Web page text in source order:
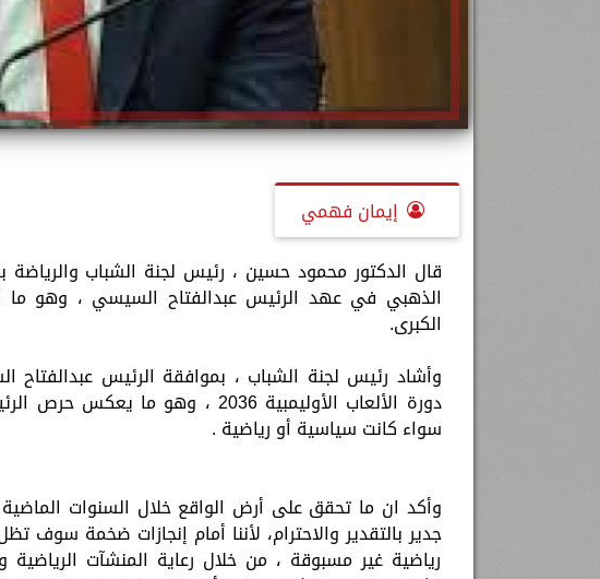
إيمان فهمي
قال الدكتور محمود حسين ، رئيس لجنة الشباب
الذهبي في عهد الرئيس عبدالفتاح السيسي ، وهو ما
الكبرى.
وأشاد رئيس لجنة الشباب ، بموافقة الرئيس
دورة الألعاب الأوليمبية 2036 ،
سواء كانت سياسية أو رياضية .
وأكد ان ما تحقق على أرض الواقع خلال السنوات
جدير بالتقدير والاحترام، لأننا أمام إنجازات ضخمة
رياضية غير مسبوقة ، من خلال رعاية المنشآت الرياضية